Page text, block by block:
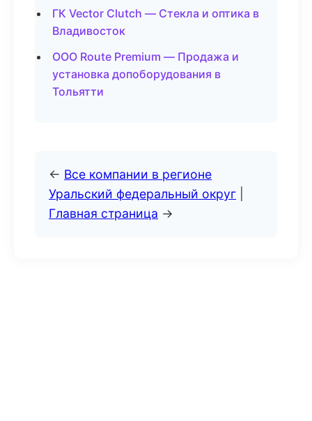
ГК Vector Clutch — Стекла и оптика в
Владивосток
ООО Route Premium — Продажа и
установка допоборудования в
Тольятти
← Все компании в регионе
Уральский федеральный округ
Главная страница →